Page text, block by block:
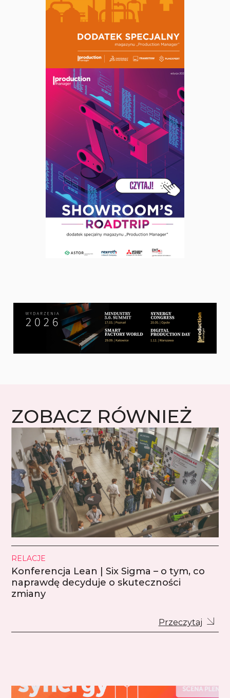
ZOBACZ RÓWNIEŻ
RELACJE
Konferencja Lean | Six Sigma – o tym, co
naprawdę decyduje o skuteczności
zmiany
Przeczytaj